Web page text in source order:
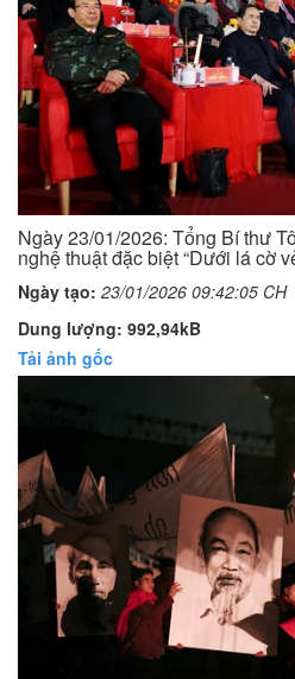
Ngày 23/01/2026: Tổng Bí thư
nghệ thuật đặc biệt “Dưới lá cờ
Ngày tạo: 23/01/2026 09:42:05 CH
Dung lượng: 992,94kB
Tải ảnh gốc